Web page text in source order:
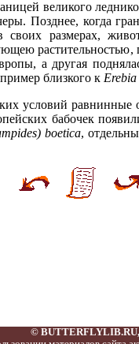
великого
Позднее, когда
своих размерах,
а другая
близкого к Erebia
условий
бабочек
boetica,
© BUTTERFLYLIB.RU,